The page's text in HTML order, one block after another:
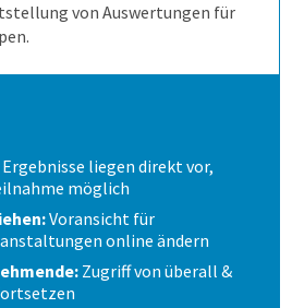
Webinare
von Auswertungen für
Ergebnisse liegen direkt vor,
möglich
Voransicht für
online ändern
Zugriff von überall &